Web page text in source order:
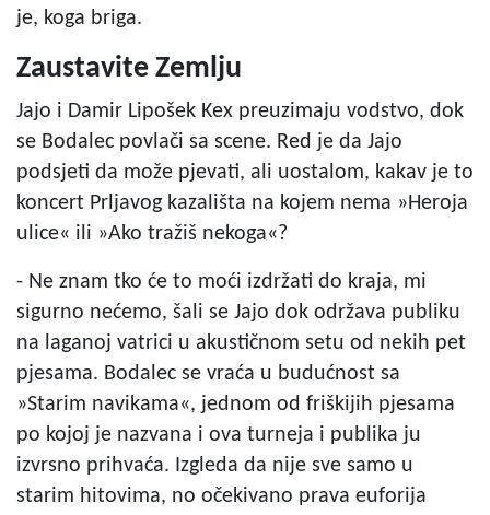
je, koga briga.
Zaustavite Zemlju
Jajo i Damir Lipošek Kex preuzimaju vodstvo, dok
se Bodalec povlači sa scene. Red je da Jajo
podsjeti da može pjevati, ali uostalom, kakav je to
koncert Prljavog kazališta na kojem nema »Heroja
ulice« ili »Ako tražiš nekoga«?
- Ne znam tko će to moći izdržati do kraja, mi
sigurno nećemo, šali se Jajo dok održava publiku
na laganoj vatrici u akustičnom setu od nekih pet
pjesama. Bodalec se vraća u budućnost sa
»Starim navikama«, jednom od friškijih pjesama
po kojoj je nazvana i ova turneja i publika ju
izvrsno prihvaća. Izgleda da nije sve samo u
starim hitovima, no očekivano prava euforija